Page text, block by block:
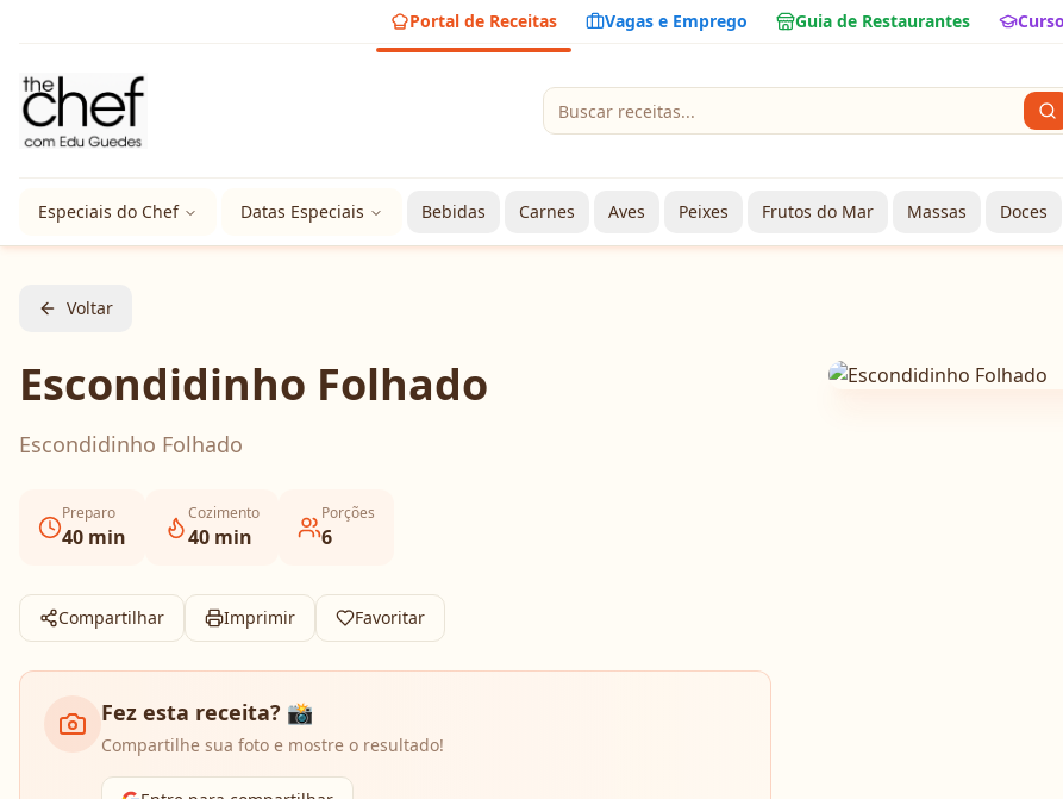
Portal de Receitas Vagas e Emprego Guia de Restaurantes
Especiais do Chef Datas Especiais Bebidas Carnes Aves Peixes Frutos do Mar Massas Doces
Voltar
Escondidinho Folhado
Escondidinho Folhado
Preparo
40 min
Cozimento
40 min
Porções
6
Compartilhar Imprimir Favoritar
Fez esta receita? 📸
Compartilhe sua foto e mostre o resultado!